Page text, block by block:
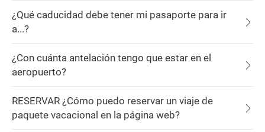
¿Qué caducidad debe tener mi pasaporte para ir
a...?
¿Con cuánta antelación tengo que estar en el
aeropuerto?
RESERVAR ¿Cómo puedo reservar un viaje de
paquete vacacional en la página web?